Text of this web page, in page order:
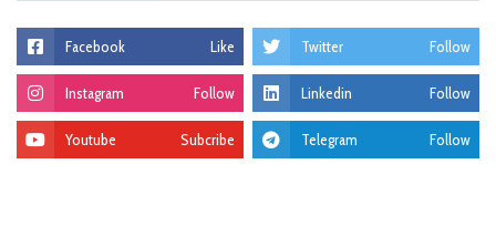
Facebook Like Twitter Follow
Instagram Follow Linkedin Follow
Youtube Subcribe Telegram Follow